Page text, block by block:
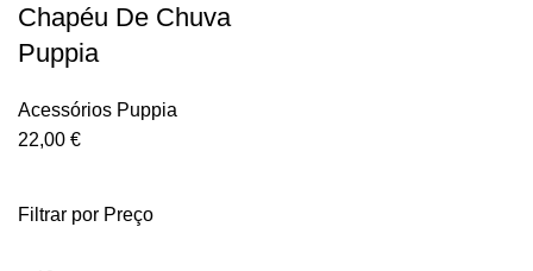
Filtrar por Preço
Chapéu De Chuva
Puppia
Acessórios Puppia
22,00 €